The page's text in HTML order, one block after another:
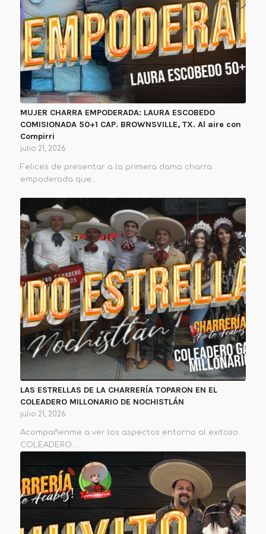
MUJER CHARRA EMPODERADA: LAURA ESCOBEDO
COMISIONADA 50+1 CAP. BROWNSVILLE, TX. Al aire con
Compirri
julio 21, 2026
Felices de presentar a la primera dama charra
empoderada que…
LAS ESTRELLAS DE LA CHARRERÍA TOPARON EN EL
COLEADERO MILLONARIO DE NOCHISTLÁN
julio 21, 2026
Acompañenme a ver los aspectos entorno al exitoso
COLEADERO…